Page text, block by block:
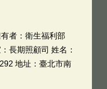
者：衛生福利部
長期照顧司 姓名：
地址：臺北市南